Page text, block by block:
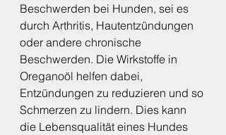
Beschwerden bei Hunden, sei es
durch Arthritis, Hautentzündungen
oder andere chronische
Beschwerden. Die Wirkstoffe in
Oreganoöl helfen dabei,
Entzündungen zu reduzieren und so
Schmerzen zu lindern. Dies kann
die Lebensqualität eines Hundes